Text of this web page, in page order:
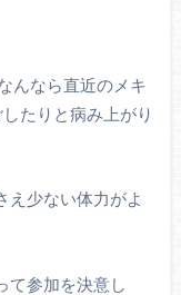
んなら直近のメキ
たりと病み上がり
え少ない体力がよ
て参加を決意し